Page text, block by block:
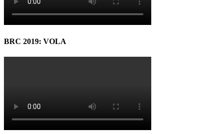
BRC 2019: VOLA